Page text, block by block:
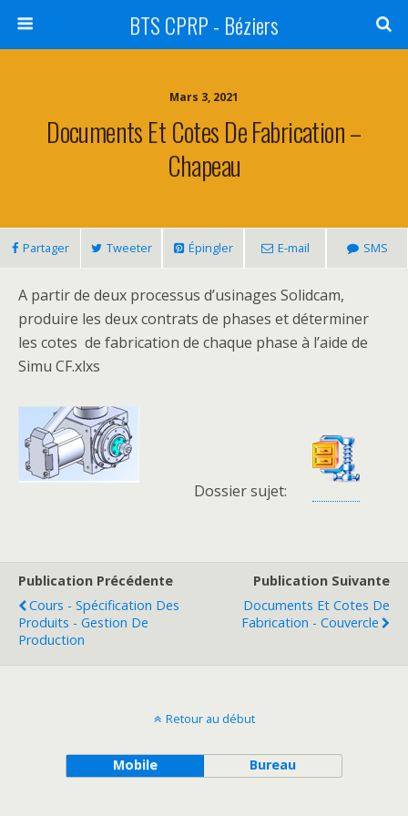
BTS CPRP - Béziers
Mars 3, 2021
Documents Et Cotes De Fabrication –
Chapeau
Partager Tweeter Épingler E-mail SMS
A partir de deux processus d’usinages Solidcam,
produire les deux contrats de phases et déterminer
les cotes de fabrication de chaque phase à l’aide de
Simu CF.xlxs
Dossier sujet:
Publication Précédente
Cours - Spécification Des
Produits - Gestion De
Production
Publication Suivante
Documents Et Cotes De
Fabrication - Couvercle
Retour au début
Mobile Bureau